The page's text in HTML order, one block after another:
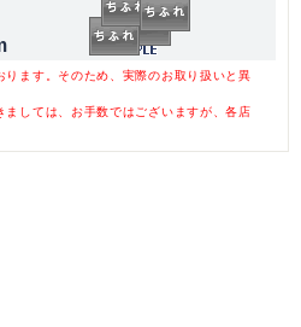
ます。そのため、実際のお取り扱いと異
しては、お手数ではございますが、各店